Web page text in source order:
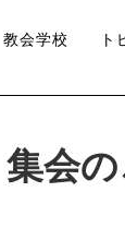
教会学校 ト
会